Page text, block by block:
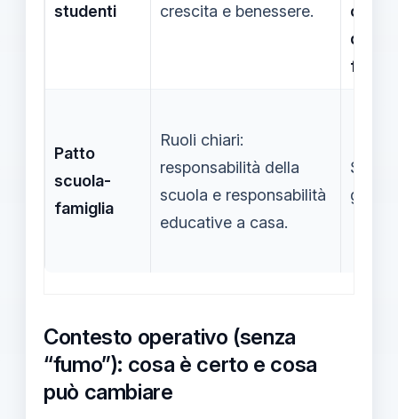
studenti
crescita e benessere.
delle
Patto
scuola-
famiglia
Ruoli chiari:
responsabilità della
scuola e responsabilità
educative a casa.
Contesto operativo (senza
“fumo”): cosa è certo e cosa
può cambiare